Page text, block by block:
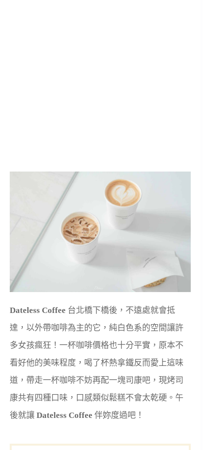
Dateless Coffee 台北橋下橋後，不遠處就會抵
達，以外帶咖啡為主的它，純白色系的空間讓許
多女孩瘋狂！一杯咖啡價格也十分平實，原本不
看好他的美味程度，喝了杯熱拿鐵反而愛上這味
道，帶走一杯咖啡不妨再配一塊司康吧，現烤司
康共有四種口味，口感類似鬆糕不會太乾硬。午
後就讓 Dateless Coffee 伴妳度過吧！